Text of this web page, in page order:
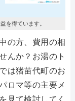
を得ています。
の方、費用の相
んか？お湯のト
は猪苗代町のお
ロマ等の主要メ
見て検討してく